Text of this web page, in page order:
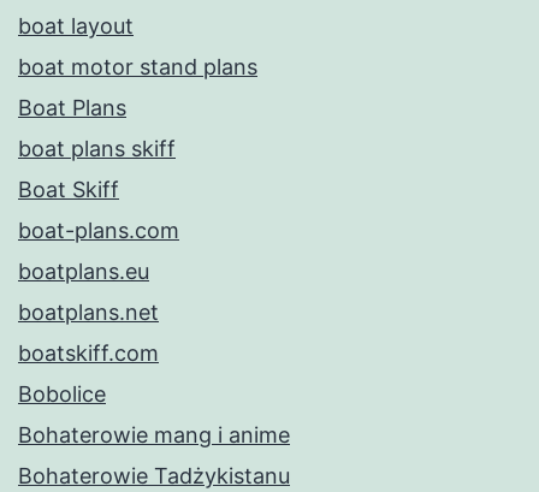
boat layout
boat motor stand plans
Boat Plans
boat plans skiff
Boat Skiff
boat-plans.com
boatplans.eu
boatplans.net
boatskiff.com
Bobolice
Bohaterowie mang i anime
Bohaterowie Tadżykistanu